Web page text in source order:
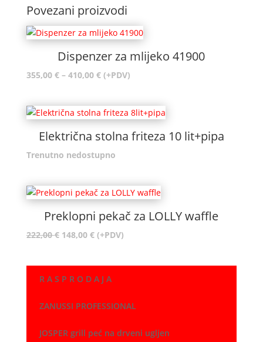
Povezani proizvodi
Dispenzer za mlijeko 41900
355,00 € – 410,00 €Raspon
355,00 €
410,00 €
(+PDV)
Električna stolna friteza 10 lit+pipa
Trenutno nedostupno
Preklopni pekač za LOLLY waffle
222,00€ Izvorna
je:
148,00 €Trenutna
148,00 €.
(+PDV)
R A S P R O D A J A
ZANUSSI PROFESSIONAL
JOSPER grill peć na drveni ugljen